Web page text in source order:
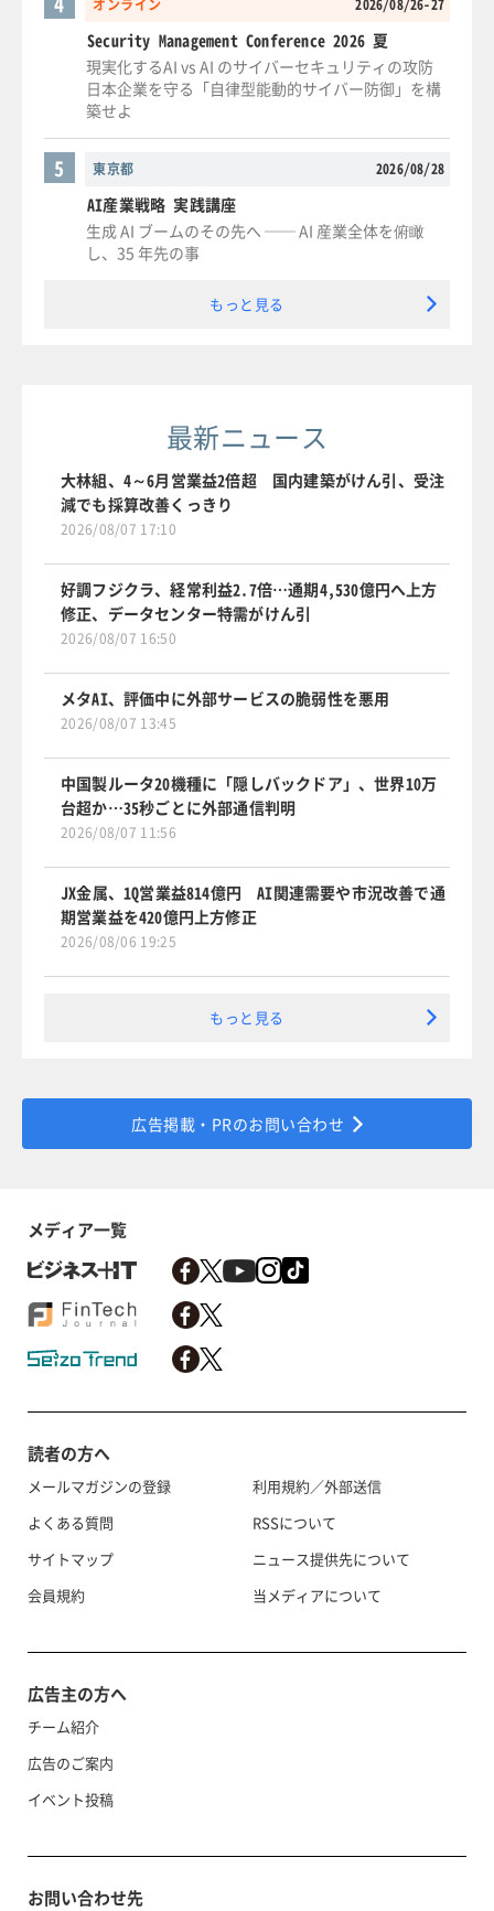
オンライン 2026/08/26-27
Security Management Conference 2026 夏
現実化するAI vs AI のサイバーセキュリティの攻防
日本企業を守る「自律型能動的サイバー防御」を構
築せよ
東京都 2026/08/28
5
AI産業戦略 実践講座
生成 AI ブームのその先へ ── AI 産業全体を俯瞰
し、35 年先の事
もっと見る
最新ニュース
大林組、4～6月営業益2倍超 国内建築がけん引、受注
減でも採算改善くっきり
2026/08/07 17:10
好調フジクラ、経常利益2.7倍…通期4,530億円へ上方
修正、データセンター特需がけん引
2026/08/07 16:50
メタAI、評価中に外部サービスの脆弱性を悪用
2026/08/07 13:45
中国製ルータ20機種に「隠しバックドア」、世界10万
台超か…35秒ごとに外部通信判明
2026/08/07 11:56
JX金属、1Q営業益814億円 AI関連需要や市況改善で通
期営業益を420億円上方修正
2026/08/06 19:25
もっと見る
広告掲載・PRのお問い合わせ
メディア一覧
読者の方へ
メールマガジンの登録
よくある質問
サイトマップ
会員規約
利用規約／外部送信
RSSについて
ニュース提供先について
当メディアについて
広告主の方へ
チーム紹介
広告のご案内
イベント投稿
お問い合わせ先